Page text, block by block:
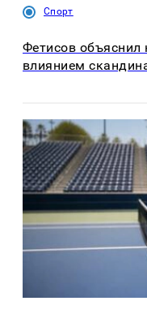
Спорт
Фетисов объяснил
влиянием